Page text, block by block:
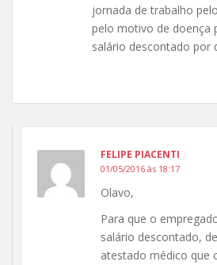
jornada de trabalho
pelo motivo de doença
salário descontado por
FELIPE PIACENTI
01/05/2016 às 18:17
Olavo,
Para que o
salário descontado,
atestado médico que